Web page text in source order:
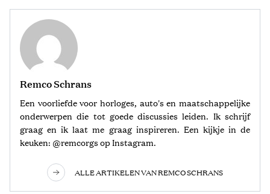
Remco Schrans
Een voorliefde voor horloges, auto's en maatschappelijke
onderwerpen die tot goede discussies leiden. Ik schrijf
graag en ik laat me graag inspireren. Een kijkje in de
keuken: @remcorgs op Instagram.
ALLE ARTIKELEN VAN REMCO SCHRANS